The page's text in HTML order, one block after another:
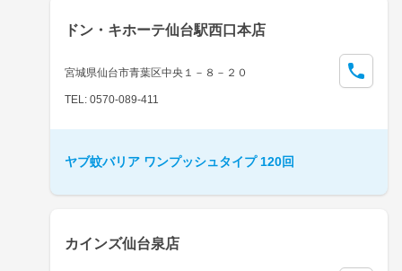
取扱店検索はこちら
ドン・キホーテ仙台駅西口本店
宮城県仙台市青葉区中央１－８－２０
TEL: 0570-089-411
ヤブ蚊バリア ワンプッシュタイプ 120回
カインズ仙台泉店